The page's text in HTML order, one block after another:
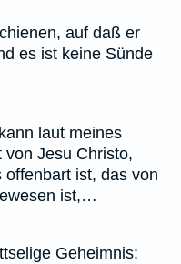
auf daß er
es ist keine Sünde
laut meines
von Jesu Christo,
ist, das von
ist,…
Geheimnis: